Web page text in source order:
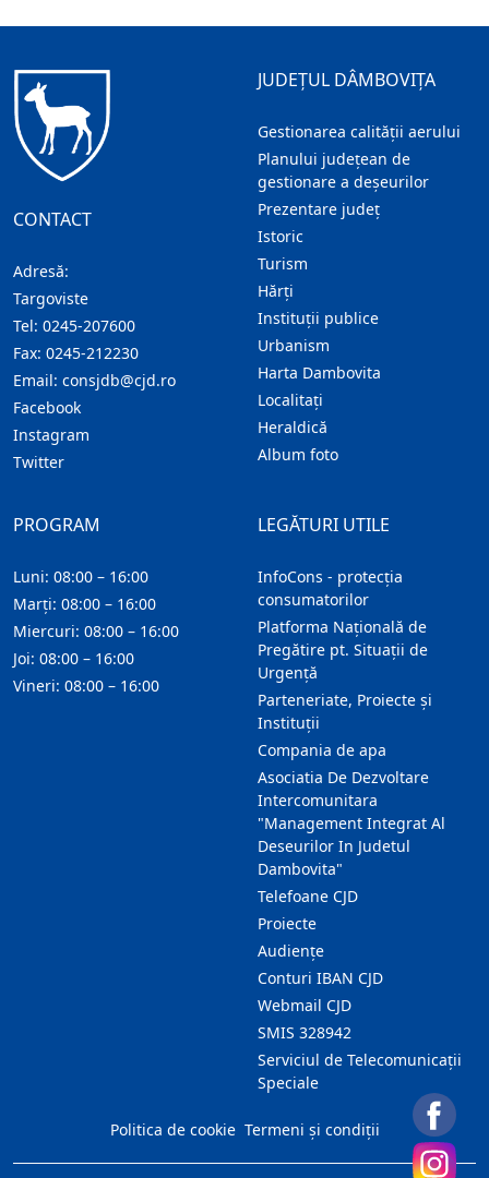
CONTACT
Adresă:
Targoviste
Tel: 0245-207600
Fax: 0245-212230
Email: consjdb@cjd.ro
Facebook
Instagram
Twitter
JUDEȚUL DÂMBOVIȚA
Gestionarea calității aerului
Planului județean de
gestionare a deșeurilor
Prezentare judeţ
Istoric
Turism
Hărţi
Instituţii publice
Urbanism
Harta Dambovita
Localitaţi
Heraldică
Album foto
LEGĂTURI UTILE
InfoCons - protecția
consumatorilor
Platforma Națională de
Pregătire pt. Situații de
Urgență
Parteneriate, Proiecte și
Instituții
Compania de apa
Asociatia De Dezvoltare
Intercomunitara
"Management Integrat Al
Deseurilor In Judetul
Dambovita"
Telefoane CJD
Proiecte
Audienţe
Conturi IBAN CJD
Webmail CJD
SMIS 328942
Serviciul de Telecomunicații
Speciale
PROGRAM
Luni: 08:00 – 16:00
Marți: 08:00 – 16:00
Miercuri: 08:00 – 16:00
Joi: 08:00 – 16:00
Vineri: 08:00 – 16:00
Politica de cookie Termeni și condiții